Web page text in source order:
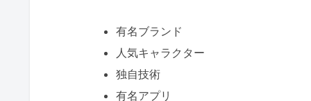
有名ブランド
人気キャラクター
独自技術
有名アプリ